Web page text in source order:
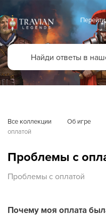
Все коллекции Об игре
оплатой
Проблемы с
Проблемы с оплатой
Почему моя оплата